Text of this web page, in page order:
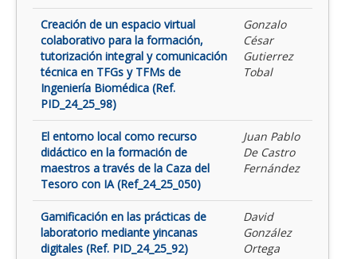
Creación de un espacio virtual
colaborativo para la formación,
tutorización integral y comunicación
técnica en TFGs y TFMs de
Ingeniería Biomédica (Ref.
PID_24_25_98)
Gonzalo
César
Gutierrez
Tobal
El entorno local como recurso
didáctico en la formación de
maestros a través de la Caza del
Tesoro con IA (Ref_24_25_050)
Juan Pablo
De Castro
Fernández
Gamificación en las prácticas de
laboratorio mediante yincanas
digitales (Ref. PID_24_25_92)
David
González
Ortega